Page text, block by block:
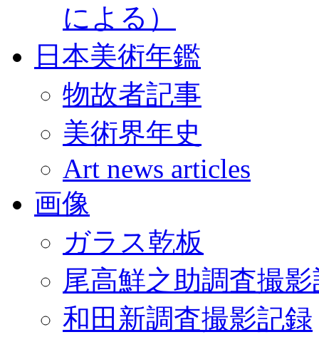
による）
日本美術年鑑
物故者記事
美術界年史
Art news articles
画像
ガラス乾板
尾高鮮之助調査撮
和田新調査撮影記録